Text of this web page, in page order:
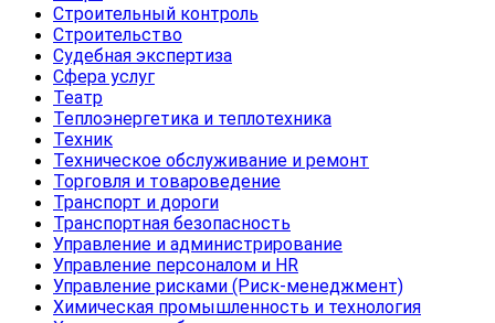
Строительный контроль
Строительство
Судебная экспертиза
Сфера услуг
Театр
Теплоэнергетика и теплотехника
Техник
Техническое обслуживание и ремонт
Торговля и товароведение
Транспорт и дороги
Транспортная безопасность
Управление и администрирование
Управление персоналом и HR
Управление рисками (Риск-менеджмент)
Химическая промышленность и технология